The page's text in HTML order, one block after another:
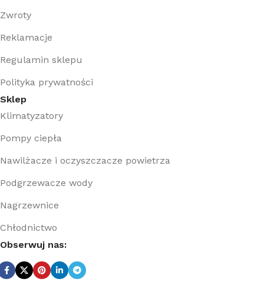
Zwroty
Reklamacje
Regulamin sklepu
Polityka prywatności
Sklep
Klimatyzatory
Pompy ciepła
Nawilżacze i oczyszczacze powietrza
Podgrzewacze wody
Nagrzewnice
Chłodnictwo
Obserwuj nas: